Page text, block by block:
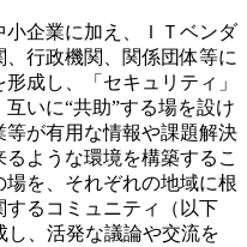
企業に加え、ＩＴベンダ
行政機関、関係団体等に
成し、「セキュリティ」
いに“共助”する場を設け
が有用な情報や課題解決
ような環境を構築するこ
を、それぞれの地域に根
るコミュニティ（以下
し、活発な議論や交流を